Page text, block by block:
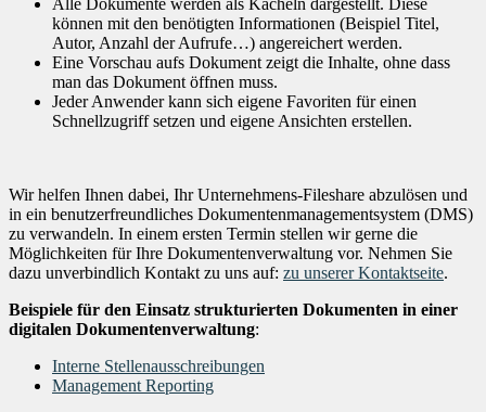
Alle Dokumente werden als Kacheln dargestellt. Diese
können mit den benötigten Informationen (Beispiel Titel,
Autor, Anzahl der Aufrufe…) angereichert werden.
Eine Vorschau aufs Dokument zeigt die Inhalte, ohne dass
man das Dokument öffnen muss.
Jeder Anwender kann sich eigene Favoriten für einen
Schnellzugriff setzen und eigene Ansichten erstellen.
Wir helfen Ihnen dabei, Ihr Unternehmens-Fileshare abzulösen und
in ein benutzerfreundliches Dokumentenmanagementsystem (DMS)
zu verwandeln. In einem ersten Termin stellen wir gerne die
Möglichkeiten für Ihre Dokumentenverwaltung vor. Nehmen Sie
dazu unverbindlich Kontakt zu uns auf: zu unserer Kontaktseite.
Beispiele für den Einsatz strukturierten Dokumenten in einer
digitalen Dokumentenverwaltung:
Interne Stellenausschreibungen
Management Reporting